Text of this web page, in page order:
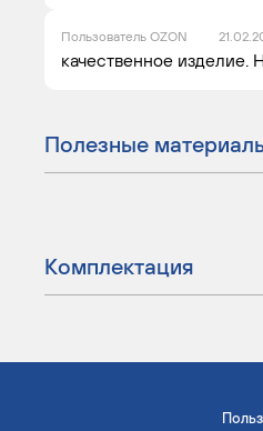
Пользователь OZON
качественное изделие.
Полезные
Комплектация